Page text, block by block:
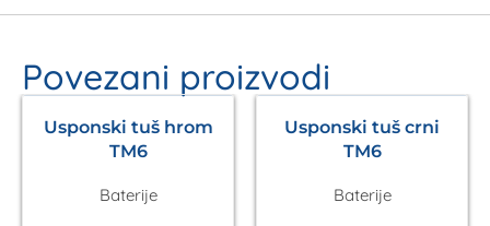
Povezani proizvodi
Usponski tuš hrom
TM6
Baterije
Usponski tuš crni
TM6
Baterije